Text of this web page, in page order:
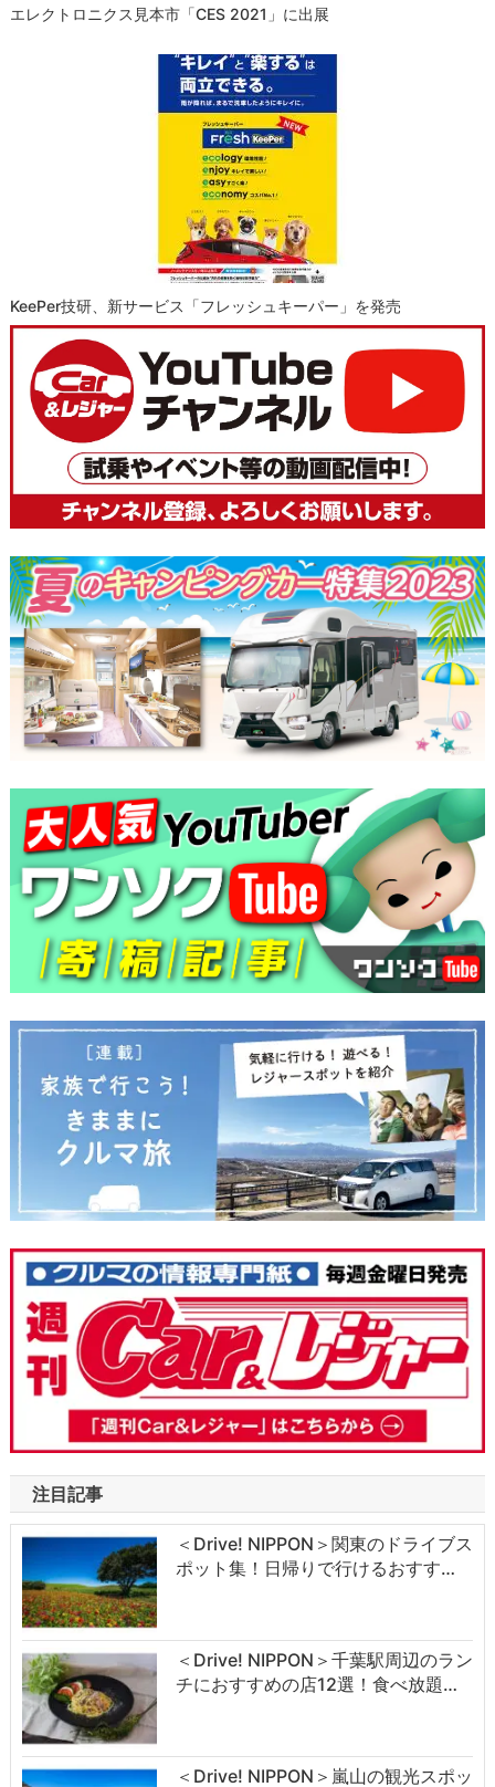
エレクトロニクス見本市「CES 2021」に出展
KeePer技研、新サービス「フレッシュキーパー」を発売
注目記事
＜Drive! NIPPON＞関東のドライブス
ポット集！日帰りで行けるおすす…
＜Drive! NIPPON＞千葉駅周辺のラン
チにおすすめの店12選！食べ放題…
＜Drive! NIPPON＞嵐山の観光スポッ